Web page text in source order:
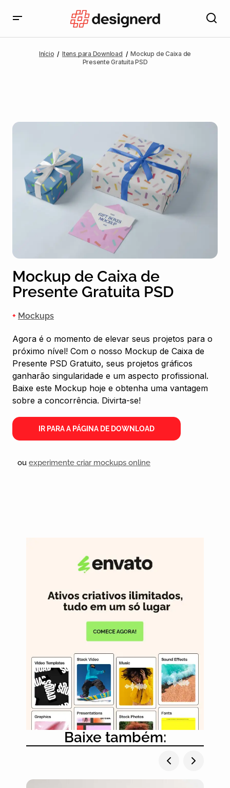
Início Itens para Download
Mockup de Caixa de
Presente Gratuita PSD
Mockup de Caixa de
Presente Gratuita PSD
+ Mockups
Agora é o momento de elevar seus projetos para o
próximo nível! Com o nosso Mockup de Caixa de
Presente PSD Gratuito, seus projetos gráficos
ganharão singularidade e um aspecto profissional.
Baixe este Mockup hoje e obtenha uma vantagem
sobre a concorrência. Divirta-se!
IR PARA A PÁGINA DE DOWNLOAD
ou experimente criar mockups online
Baixe também: